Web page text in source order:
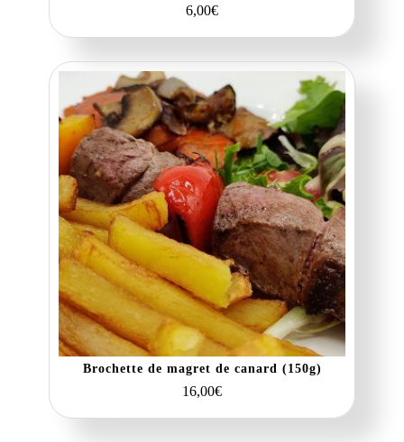
6,00€
Brochette de magret de canard (150g)
16,00€